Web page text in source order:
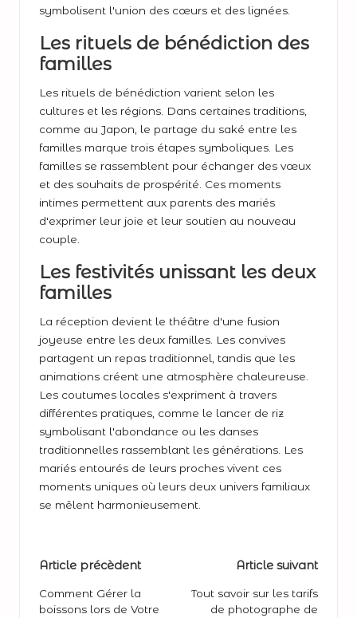
symbolisent l'union des cœurs et des lignées.
Les rituels de bénédiction des
familles
Les rituels de bénédiction varient selon les
cultures et les régions. Dans certaines traditions,
comme au Japon, le partage du saké entre les
familles marque trois étapes symboliques. Les
familles se rassemblent pour échanger des vœux
et des souhaits de prospérité. Ces moments
intimes permettent aux parents des mariés
d'exprimer leur joie et leur soutien au nouveau
couple.
Les festivités unissant les deux
familles
La réception devient le théâtre d'une fusion
joyeuse entre les deux familles. Les convives
partagent un repas traditionnel, tandis que les
animations créent une atmosphère chaleureuse.
Les coutumes locales s'expriment à travers
différentes pratiques, comme le lancer de riz
symbolisant l'abondance ou les danses
traditionnelles rassemblant les générations. Les
mariés entourés de leurs proches vivent ces
moments uniques où leurs deux univers familiaux
se mêlent harmonieusement.
Post
navigation
Article précèdent
Comment Gérer la
boissons lors de Votre
Article suivant
Tout savoir sur les tarifs
de photographe de